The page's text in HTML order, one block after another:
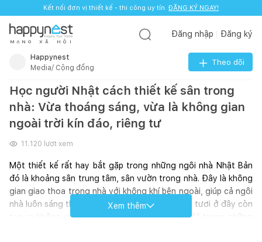
Kết nối đơn vị thiết kế - thi công uy tín. ĐĂNG KÝ NGAY!
M Ạ N G X Ã H Ộ I
Đăng nhập Đăng ký
Happynest
Media/ Cộng đồng
Theo dõi
Học người Nhật cách thiết kế sân trong
nhà: Vừa thoáng sáng, vừa là không gian
ngoài trời kín đáo, riêng tư
11.120 lượt xem
Một thiết kế rất hay bắt gặp trong những ngôi nhà Nhật Bản
đó là khoảng sân trung tâm, sân vườn trong nhà. Đây là không
gian giao thoa trong nhà với không khí bên ngoài, giúp cả ngôi
nhà luôn sáng thoáng. Trồng thêm cây cỏ xanh tươi ở đây còn
tạo ra không gian tự nhiên, "điều hòa nhiệt độ" trong những
Xem thêm